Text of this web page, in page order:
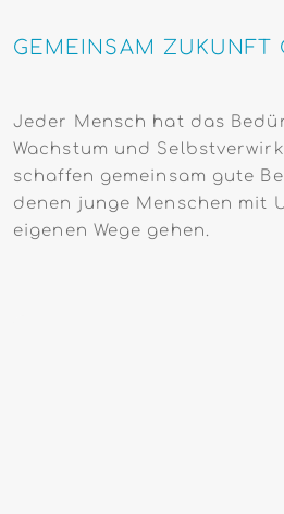
GEMEINSAM ZUKUNFT
Jeder Mensch hat das
Wachstum und
schaffen gemeinsam gute
denen junge Menschen mit
eigenen Wege gehen.